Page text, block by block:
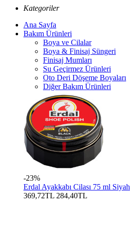
Kategoriler
Ana Sayfa
Bakım Ürünleri
Boya ve Cilalar
Boya & Finisaj Süngeri
Finisaj Mumları
Su Geçirmez Ürünleri
Oto Deri Döşeme Boyaları
Diğer Bakım Ürünleri
-23%
Erdal Ayakkabı Cilası 75 ml Siyah
369,72TL 284,40TL